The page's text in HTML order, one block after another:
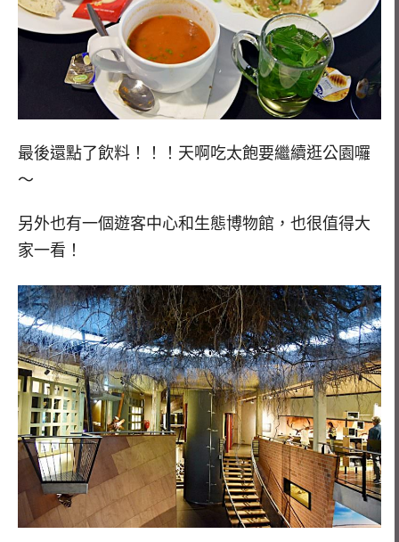
最後還點了飲料！！！天啊吃太飽要繼續逛公園囉
～
另外也有一個遊客中心和生態博物館，也很值得大
家一看！